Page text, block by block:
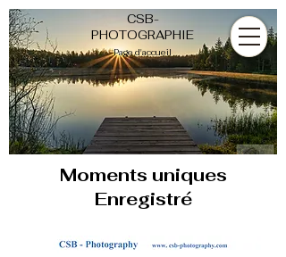
Moments uniques
Enregistré
CSB-
PHOTOGRAPHIE
Page d'accueil